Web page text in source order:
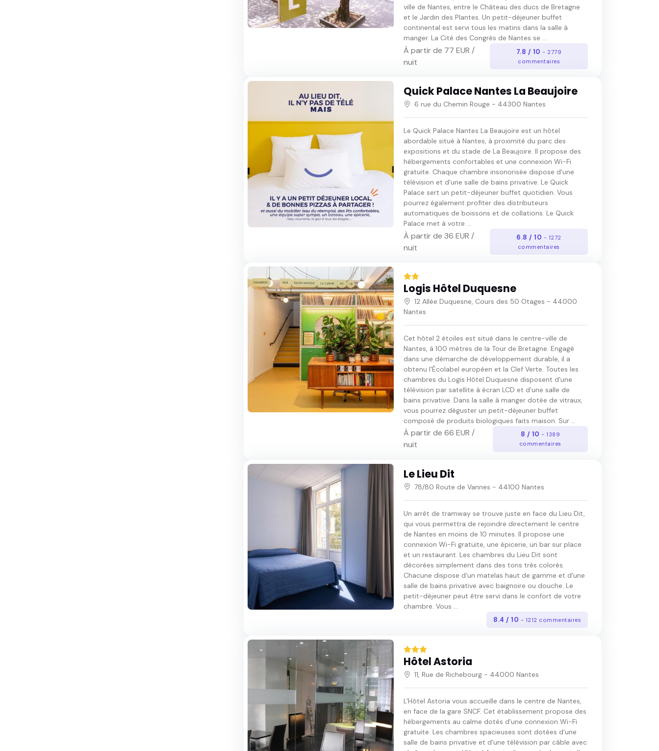
ville de Nantes, entre le Château des ducs de Bretagne
et le Jardin des Plantes. Un petit-déjeuner buffet
continental est servi tous les matins dans la salle à
manger. La Cité des Congrès de Nantes se ...
À partir de 77 EUR /
nuit
7.8 / 10- 2779
commentaires
Quick Palace Nantes La Beaujoire
6 rue du Chemin Rouge - 44300 Nantes
Le Quick Palace Nantes La Beaujoire est un hôtel
abordable situé à Nantes, à proximité du parc des
expositions et du stade de La Beaujoire. Il propose des
hébergements confortables et une connexion Wi-Fi
gratuite. Chaque chambre insonorisée dispose d'une
télévision et d'une salle de bains privative. Le Quick
Palace sert un petit-déjeuner buffet quotidien. Vous
pourrez également profiter des distributeurs
automatiques de boissons et de collations. Le Quick
Palace met à votre ...
À partir de 36 EUR /
nuit
6.8 / 10 - 1272
commentaires
Logis Hôtel Duquesne
12 Allée Duquesne, Cours des 50 Otages - 44000
Nantes
Cet hôtel 2 étoiles est situé dans le centre-ville de
Nantes, à 100 mètres de la Tour de Bretagne. Engagé
dans une démarche de développement durable, il a
obtenu l'Écolabel européen et la Clef Verte. Toutes les
chambres du Logis Hôtel Duquesne disposent d'une
télévision par satellite à écran LCD et d'une salle de
bains privative. Dans la salle à manger dotée de vitraux,
vous pourrez déguster un petit-déjeuner buffet
composé de produits biologiques faits maison. Sur ...
À partir de 66 EUR /
nuit
8 / 10- 1389
commentaires
Le Lieu Dit
78/80 Route de Vannes - 44100 Nantes
Un arrêt de tramway se trouve juste en face du Lieu Dit,
qui vous permettra de rejoindre directement le centre
de Nantes en moins de 10 minutes. Il propose une
connexion Wi-Fi gratuite, une épicerie, un bar sur place
et un restaurant. Les chambres du Lieu Dit sont
décorées simplement dans des tons très colorés.
Chacune dispose d'un matelas haut de gamme et d'une
salle de bains privative avec baignoire ou douche. Le
petit-déjeuner peut être servi dans le confort de votre
chambre. Vous ...
8.4 / 10 - 1212 commentaires
Hôtel Astoria
11, Rue de Richebourg - 44000 Nantes
L'Hôtel Astoria vous accueille dans le centre de Nantes,
en face de la gare SNCF. Cet établissement propose des
hébergements au calme dotés d'une connexion Wi-Fi
gratuite. Les chambres spacieuses sont dotées d'une
salle de bains privative et d'une télévision par câble avec